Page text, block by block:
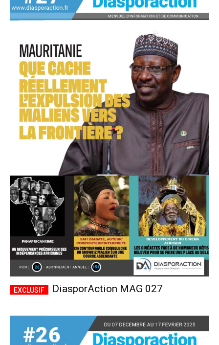
DiasporAction MAG 027